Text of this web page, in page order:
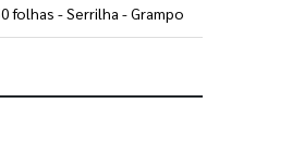
folhas - Serrilha - Grampo